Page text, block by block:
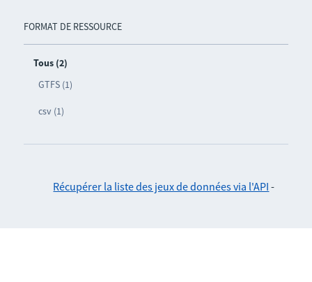
FORMAT DE RESSOURCE
Tous (2)
GTFS (1)
csv (1)
Récupérer la liste des jeux de données via l'API -